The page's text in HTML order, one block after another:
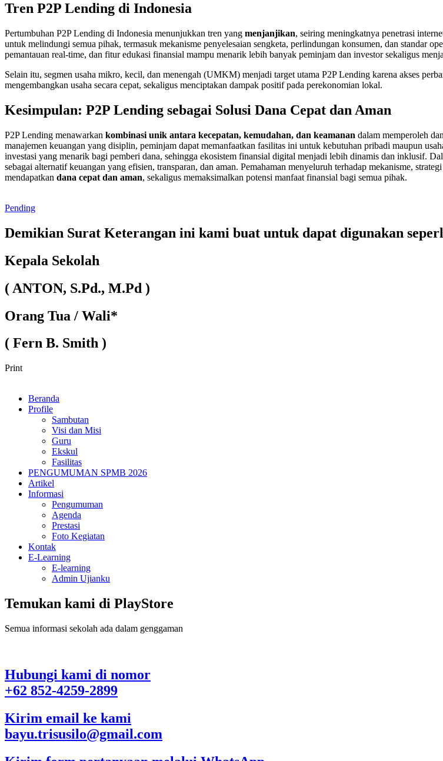
Tren P2P Lending di Indonesia
Pertumbuhan P2P Lending di Indonesia menunjukkan tren yang menjanjikan, seiring meningkatnya penetrasi
untuk melindungi semua pihak, termasuk mekanisme penyelesaian sengketa, perlindungan konsumen, dan standar
pemantauan real-time, dan fitur edukasi finansial mampu menarik lebih banyak peminjam dan investor sekaligus
Selain itu, segmen usaha mikro, kecil, dan menengah (UMKM) menjadi target utama P2P Lending karena akses
mengembangkan usaha secara cepat, sekaligus menciptakan dampak positif pada perekonomian lokal.
Kesimpulan: P2P Lending sebagai Solusi Dana Cepat dan Aman
P2P Lending menawarkan kombinasi unik antara kecepatan, kemudahan, dan keamanan dalam memperoleh
manajemen keuangan yang disiplin, peminjam dapat memanfaatkan fasilitas ini untuk kebutuhan pribadi maupun
investasi yang menarik bagi pemberi dana, sehingga ekosistem finansial digital menjadi lebih dinamis dan inklusif.
sebagai alternatif keuangan yang efisien, transparan, dan aman. Pemahaman menyeluruh terhadap mekanisme,
mendapatkan dana cepat dan aman, sekaligus memaksimalkan potensi manfaat finansial bagi semua pihak.
Pending
Demikian Surat Keterangan ini kami buat untuk dapat digunakan
Kepala Sekolah
( ANTON, S.Pd., M.Pd )
Orang Tua / Wali*
( Fern B. Smith )
Print
Beranda
Profile
Sambutan
Visi dan Misi
Guru
Ekskul
Fasilitas
PENGUMUMAN SPMB 2026
Artikel
Informasi
Pengumuman
Agenda
Prestasi
Foto Kegiatan
Kontak
E-Learning
E-learning
Admin Ujianku
Temukan kami di PlayStore
Semua informasi sekolah ada dalam genggaman
Hubungi kami di nomor
+62 852-4259-2899
Kirim email ke kami
bayu.trisusilo@gmail.com